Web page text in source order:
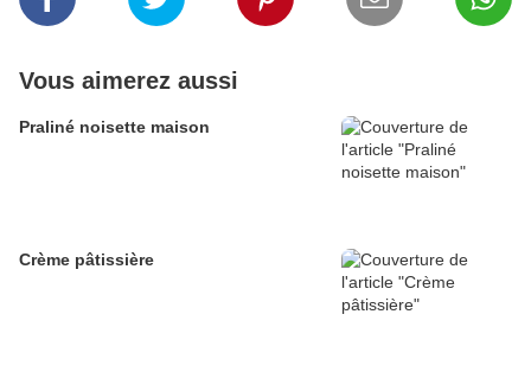
Vous aimerez aussi
Praliné noisette maison
Crème pâtissière